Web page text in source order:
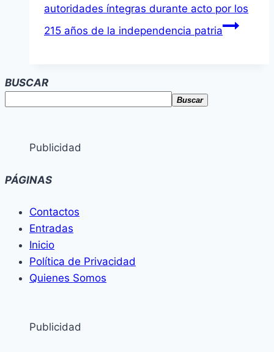
autoridades íntegras durante acto por los
215 años de la independencia patria
BUSCAR
Buscar
Publicidad
PÁGINAS
Contactos
Entradas
Inicio
Política de Privacidad
Quienes Somos
Publicidad